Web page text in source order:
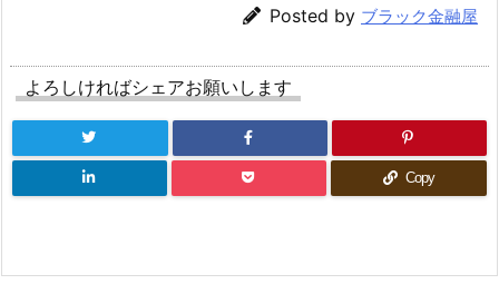
Posted by ブラック金融屋
よろしければシェアお願いします
Copy